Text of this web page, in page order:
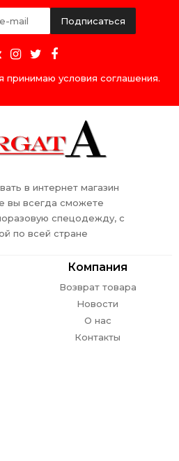
Подписаться
принимаю условия соглашения.
в интернет магазин
вы всегда сможете
спецодежду, с
по всей стране
Компания
Возврат товара
Новости
О нас
Контакты